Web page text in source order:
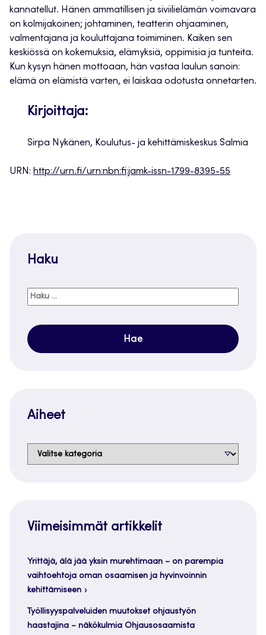
kannatellut. Hänen ammatillisen ja siviilielämän voimavara
on kolmijakoinen; johtaminen, teatterin ohjaaminen,
valmentajana ja kouluttajana toimiminen. Kaiken sen
keskiössä on kokemuksia, elämyksiä, oppimisia ja tunteita.
Kun kysyn hänen mottoaan, hän vastaa laulun sanoin:
elämä on elämistä varten, ei laiskaa odotusta onnetarten.
Kirjoittaja:
Sirpa Nykänen, Koulutus- ja kehittämiskeskus Salmia
URN: http://urn.fi/urn:nbn:fi:jamk-issn-1799-8395-55
Haku
Haku:
Aiheet
Aiheet
Viimeisimmät artikkelit
Yrittäjä, älä jää yksin murehtimaan – on parempia
vaihtoehtoja oman osaamisen ja hyvinvoinnin
kehittämiseen
Työllisyyspalveluiden muutokset ohjaustyön
haastajina – näkökulmia Ohjausosaamista